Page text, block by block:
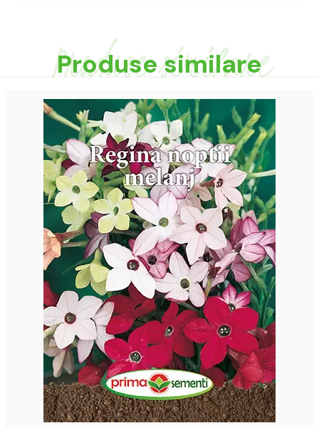
Produse similare
Produse similare